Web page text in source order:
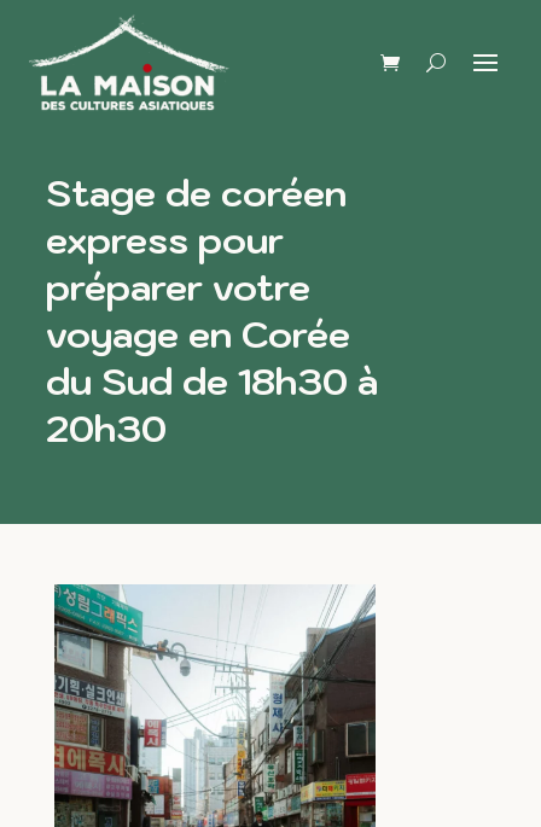
Stage de coréen
express pour
préparer votre
voyage en Corée
du Sud de 18h30 à
20h30